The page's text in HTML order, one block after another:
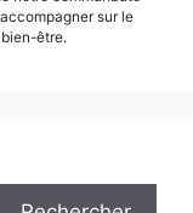
sur le
être.